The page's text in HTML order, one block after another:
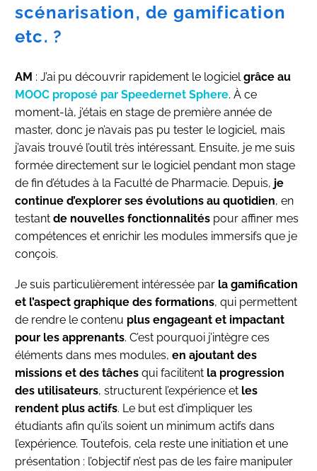
scénarisation, de gamification
etc. ?
AM : J’ai pu découvrir rapidement le logicielgrâce au
MOOC proposé par Speedernet Sphere. À ce
moment-là, j’étais en stage de première année de
master, donc je n’avais pas pu tester le logiciel, mais
j’avais trouvé l’outil très intéressant. Ensuite, je me suis
formée directement sur le logiciel pendant mon stage
de fin d’études à la Faculté de Pharmacie. Depuis, je
continue d’explorer ses évolutions au quotidien, en
testant de nouvelles fonctionnalités pour affiner mes
compétences et enrichir les modules immersifs que je
conçois.
Je suis particulièrement intéressée par la gamification
et l’aspect graphique des formations, qui permettent
de rendre le contenu plus engageant et impactant
pour les apprenants. C’est pourquoi j’intègre ces
éléments dans mes modules, en ajoutant des
missions et des tâches qui facilitent la progression
des utilisateurs, structurent l’expérience et les
rendent plus actifs. Le but est d’impliquer les
étudiants afin qu’ils soient un minimum actifs dans
l’expérience. Toutefois, cela reste une initiation et une
présentation : l’objectif n’est pas de les faire manipuler